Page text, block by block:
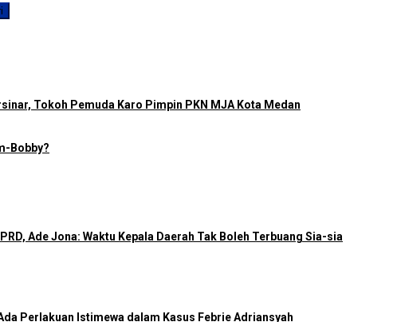
Tokoh Pemuda Karo Pimpin PKN MJA Kota Medan
Bobby?
Ade Jona: Waktu Kepala Daerah Tak Boleh Terbuang Sia-sia
Perlakuan Istimewa dalam Kasus Febrie Adriansyah